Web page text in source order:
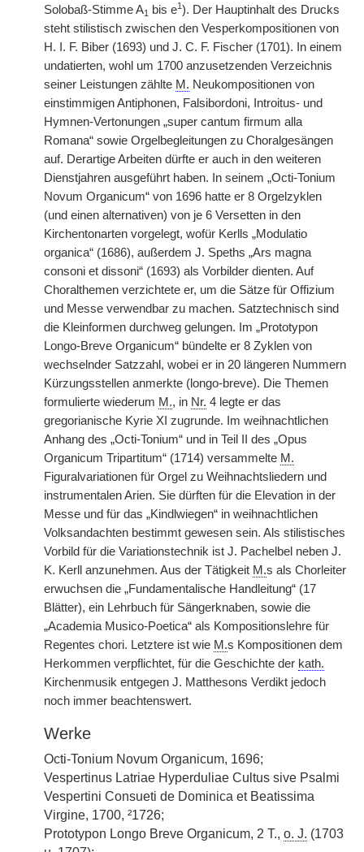
Solobaß-Stimme A1 bis e1). Der Hauptinhalt des Drucks
steht stilistisch zwischen den Vesperkompositionen von
H. I. F. Biber (1693) und J. C. F. Fischer (1701). In einem
undatierten, wohl um 1700 anzusetzenden Verzeichnis
seiner Leistungen zählte M. Neukompositionen von
einstimmigen Antiphonen, Falsibordoni, Introitus- und
Hymnen-Vertonungen „super cantum firmum alla
Romana“ sowie Orgelbegleitungen zu Choralgesängen
auf. Derartige Arbeiten dürfte er auch in den weiteren
Dienstjahren ausgeführt haben. In seinem „Octi-Tonium
Novum Organicum“ von 1696 hatte er 8 Orgelzyklen
(und einen alternativen) von je 6 Versetten in den
Kirchentonarten vorgelegt, wofür Kerlls „Modulatio
organica“ (1686), außerdem J. Speths „Ars magna
consoni et dissoni“ (1693) als Vorbilder dienten. Auf
Choralthemen verzichtete er, um die Sätze für Offizium
und Messe verwendbar zu machen. Satztechnisch sind
die Kleinformen durchweg gelungen. Im „Prototypon
Longo-Breve Organicum“ bündelte er 8 Zyklen von
wechselnder Satzzahl, wobei er in 20 längeren Nummern
Kürzungsstellen anmerkte (longo-breve). Die Themen
formulierte wiederum M., in Nr. 4 legte er das
gregorianische Kyrie XI zugrunde. Im weihnachtlichen
Anhang des „Octi-Tonium“ und in Teil II des „Opus
Organicum Tripartitum“ (1714) versammelte M.
Figuralvariationen für Orgel zu Weihnachtsliedern und
instrumentalen Arien. Sie dürften für die Elevation in der
Messe und für das „Kindlwiegen“ in weihnachtlichen
Volksandachten bestimmt gewesen sein. Als stilistisches
Vorbild für die Variationstechnik ist J. Pachelbel neben J.
K. Kerll anzunehmen. Aus der Tätigkeit M.s als Chorleiter
erwuchsen die „Fundamentalische Handleitung“ (17
Blätter), ein Lehrbuch für Sängerknaben, sowie die
„Academia Musico-Poetica“ als Kompositionslehre für
Regentes chori. Letztere ist wie M.s Kompositionen dem
Herkommen verpflichtet, für die Geschichte der kath.
Kirchenmusik entgegen J. Matthesons Verdikt jedoch
noch immer beachtenswert.
Werke
Octi-Tonium Novum Organicum, 1696;
Vespertinus Latriae Hyperduliae Cultus sive Psalmi
Vespertini Consueti de Dominica et Beatissima
Virgine, 1700, ²1726;
Prototypon Longo Breve Organicum, 2 T., o. J. (1703